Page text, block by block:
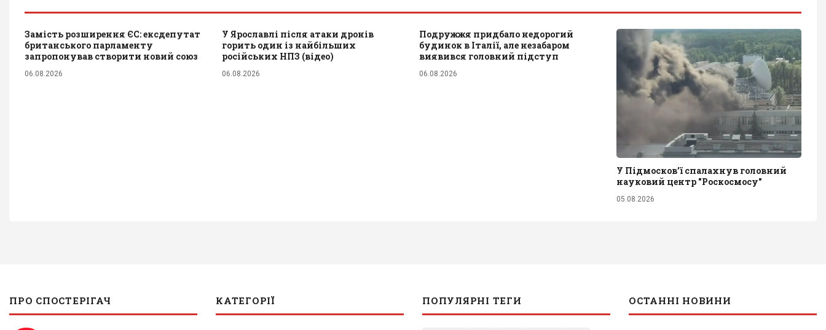
Замість розширення ЄС: ексдепутат
британського парламенту
запропонував створити новий союз
06.08.2026
У Ярославлі після атаки дронів
горить один із найбільших
російських НПЗ (відео)
06.08.2026
Подружжя придбало недорогий
будинок в Італії, але незабаром
виявився головний підступ
06.08.2026
У Підмосков’ї спалахнув головний
науковий центр "Роскосмосу"
05.08.2026
ПРО СПОСТЕРІГАЧ КАТЕГОРІЇ ПОПУЛЯРНІ ТЕГИ ОСТАННІ НОВИНИ